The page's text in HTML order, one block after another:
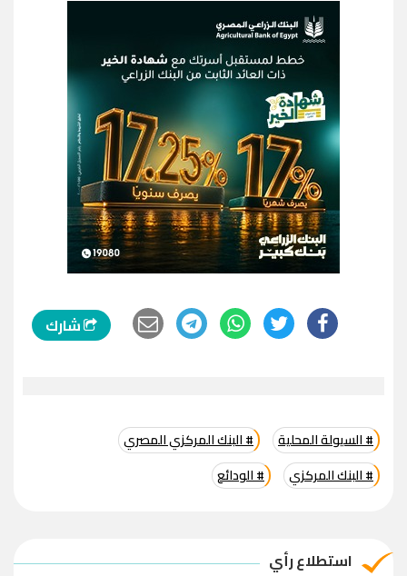
شارك
# السيولة المحلية
# البنك المركزي المصري
# البنك المركزي
# الودائع
استطلاع رأي